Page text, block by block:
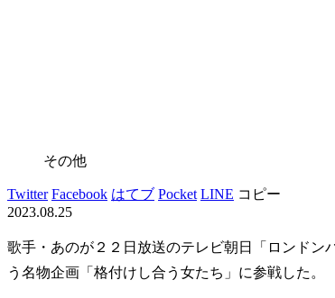
その他
Twitter Facebook はてブ Pocket LINE コピー
2023.08.25
歌手・あのが２２日放送のテレビ朝日「ロンドン
う名物企画「格付けし合う女たち」に参戦した。